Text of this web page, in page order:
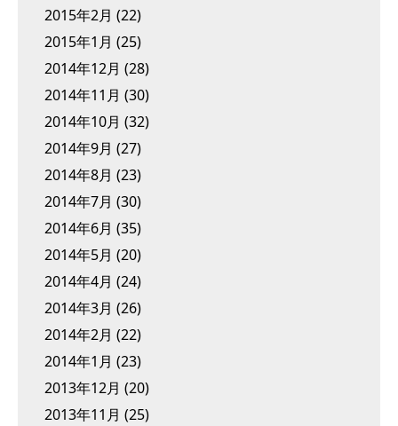
2015年2月 (22)
2015年1月 (25)
2014年12月 (28)
2014年11月 (30)
2014年10月 (32)
2014年9月 (27)
2014年8月 (23)
2014年7月 (30)
2014年6月 (35)
2014年5月 (20)
2014年4月 (24)
2014年3月 (26)
2014年2月 (22)
2014年1月 (23)
2013年12月 (20)
2013年11月 (25)